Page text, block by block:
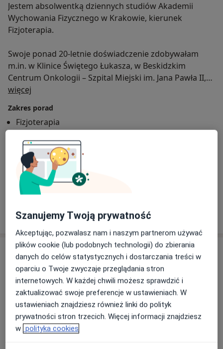
Jestem absolwentką dziennych studiów Akademii
Wychowania Fizycznego w Krakowie, kierunek
Fizjoterapia.
Swoje ponad 20-letnie doświadczenie zdobywałam
m.in. w Klinice Świętego Łukasza, w Beskidzkim
Centrum Onkologii – Szpital Miejski im. Jana Pawła II,
gdzie pracowałam zawodowo. Liczne kursy
Evjenth, Medical Taping Concept, GTS i
wiele innych), a przede wszystkim wieloletnie
doświadczenie pozwalają mi lepiej diagnozować i
przywracać sprawność pacjentom.
Udział w szkoleniu Globalnej Terapii Stopy
(ortopodolog Piotr Kostrzębski) umożliwił mi
specjalizację w terapii pacjentów
borykających się z przewlekłym bólem, oraz
problemami wad i deformacji stopy. Aktualnie w
Fizjomed Profesjonalna rehabilitacja - zajmuję się
kompleksowo terapią i oceną funkcjonalną stóp w
ujęciu całego ciała, oraz przygotowuję indywidualne
termoplastyczne wkładki ortopedyczne najlepszego na
rynku systemu wkładek australijskiej marki ICB
MEDICAL
Kompleksowe badanie i wkładki są przygotowywane
więcej
Zakres porad
Fizjoterapia
Główne obszary pomocy
Ból kostki Dyskopatia
Rwa barkowa
Zespoły przeciążeniowe
Pokaż więcejo doświadczeniu
Usługi i ceny
Terapia manualna
190 zł Szczegóły
Wykonanie wkładek ortopedycznych ICB Medical
500 zł Szczegóły
Szanujemy Twoją prywatność
Akceptując, pozwalasz nam i naszym partnerom używać
plików cookie (lub podobnych technologii) do zbierania
danych do celów statystycznych i dostarczania treści w
oparciu o Twoje zwyczaje przeglądania stron
internetowych. W każdej chwili możesz sprawdzić i
zaktualizować swoje preferencje w ustawieniach. W
ustawieniach znajdziesz również linki do polityk
prywatności stron trzecich. Więcej informacji znajdziesz
w polityka cookies